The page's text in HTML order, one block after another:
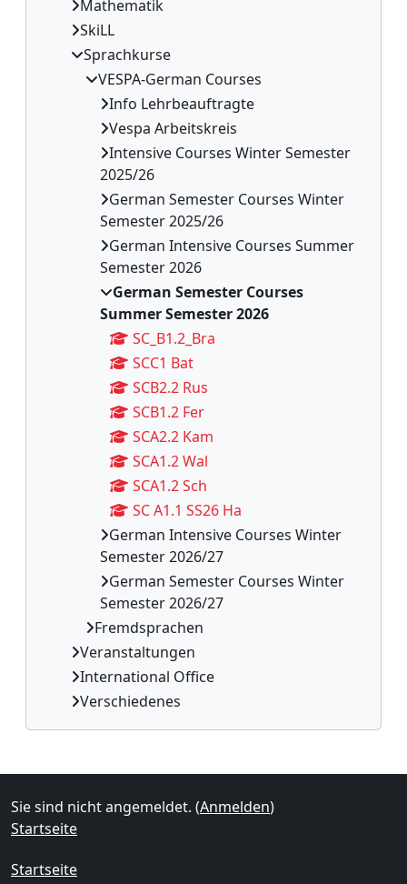
Mathematik
SkiLL
Sprachkurse
VESPA-German Courses
Info Lehrbeauftragte
Vespa Arbeitskreis
Intensive Courses Winter Semester
2025/26
German Semester Courses Winter
Semester 2025/26
German Intensive Courses Summer
Semester 2026
German Semester Courses
Summer Semester 2026
SC_B1.2_Bra
SCC1 Bat
SCB2.2 Rus
SCB1.2 Fer
SCA2.2 Kam
SCA1.2 Wal
SCA1.2 Sch
SC A1.1 SS26 Ha
German Intensive Courses Winter
Semester 2026/27
German Semester Courses Winter
Semester 2026/27
Fremdsprachen
Veranstaltungen
International Office
Verschiedenes
Ergänzungsblöcke
Sie sind nicht angemeldet. (Anmelden)
Startseite
Startseite